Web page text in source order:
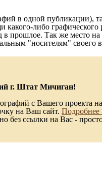
в одной публикации),
либо графического
прошлое. Так же место на
"носителям" своего
г. Штат Мичиган!
с Вашего проекта
на Ваш сайт. Подробнее
без ссылки на Вас -